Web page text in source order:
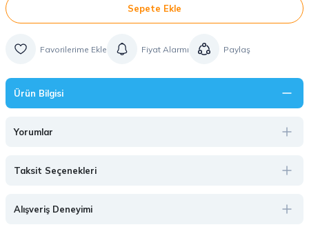
Sepete Ekle
Fiyat Alarmı Paylaş
Ürün Bilgisi
Yorumlar
Taksit Seçenekleri
Alışveriş Deneyimi